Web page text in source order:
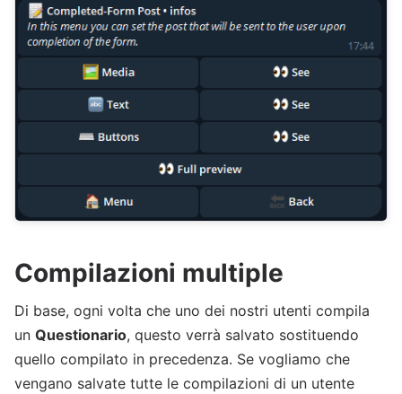
Compilazioni multiple
Di base, ogni volta che uno dei nostri utenti compila
un Questionario, questo verrà salvato sostituendo
quello compilato in precedenza. Se vogliamo che
vengano salvate tutte le compilazioni di un utente